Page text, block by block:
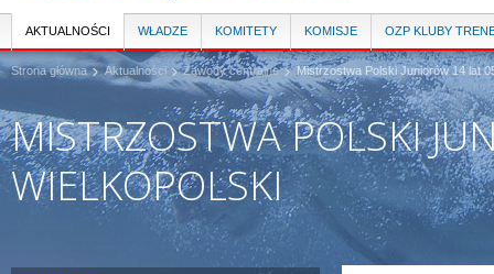
AKTUALNOŚCI WŁADZE KOMITETY KOMISJE OZP KLUBY
Strona główna Aktualności Zawody centralne Mistrzostwa Polski Juniorów 14 lat
MISTRZOSTWA POLSKI
WIELKOPOLSKI